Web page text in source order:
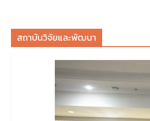
สถาบันวิจัยและพัฒนา